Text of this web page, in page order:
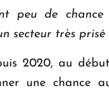
peu de chance
secteur très prisé
2020, au
une chance